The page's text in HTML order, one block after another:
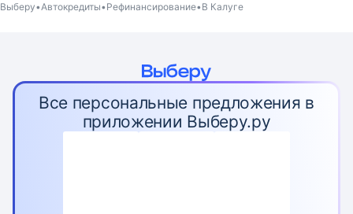
Выберу Автокредиты Рефинансирование В Калуге
Все персональные предложения в
приложении Выберу.ру